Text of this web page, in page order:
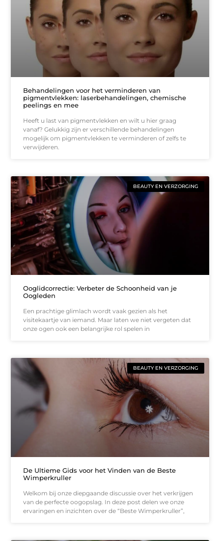
Behandelingen voor het verminderen van
pigmentvlekken: laserbehandelingen, chemische
peelings en mee
Heeft u last van pigmentvlekken en wilt u hier graag
vanaf? Gelukkig zijn er verschillende behandelingen
mogelijk om pigmentvlekken te verminderen of zelfs te
verwijderen.
BEAUTY EN VERZORGING
Ooglidcorrectie: Verbeter de Schoonheid van je
Oogleden
Een prachtige glimlach wordt vaak gezien als het
visitekaartje van iemand. Maar laten we niet vergeten dat
onze ogen ook een belangrijke rol spelen in
BEAUTY EN VERZORGING
De Ultieme Gids voor het Vinden van de Beste
Wimperkruller
Welkom bij onze diepgaande discussie over het verkrijgen
van de perfecte oogopslag. In deze post delen we onze
ervaringen en inzichten over de “Beste Wimperkruller”,